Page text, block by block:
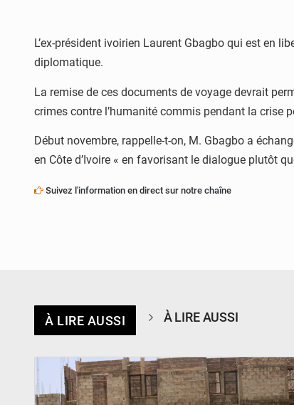
L’ex-président ivoirien Laurent Gbagbo qui est en
diplomatique.
La remise de ces documents de voyage devrait
crimes contre l’humanité commis pendant la crise
Début novembre, rappelle-t-on, M. Gbagbo a
en Côte d’Ivoire « en favorisant le dialogue plutôt
Suivez l'information en direct sur notre chaîne
À LIRE AUSSI À LIRE AUSSI